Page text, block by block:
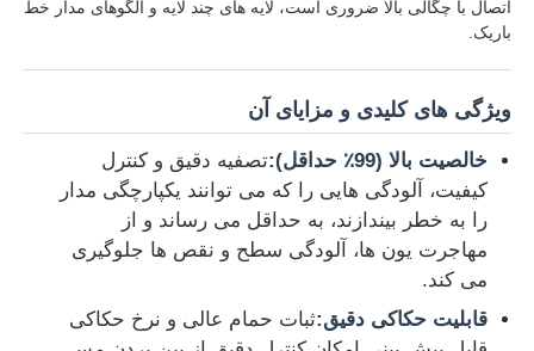
خانه
محصولات
فیلم های
اتصال با چگالی بالا ضروری است، لایه های چند لایه و الگوهای مدار خط
باریک.
ویژگی های کلیدی و مزایای آن
خالصیت بالا (99٪ حداقل):
تصفیه دقیق و کنترل
کیفیت، آلودگی هایی را که می توانند یکپارچگی مدار
را به خطر بیندازند، به حداقل می رساند و از
مهاجرت یون ها، آلودگی سطح و نقص ها جلوگیری
می کند.
قابلیت حکاکی دقیق:ثبات حمام عالی و نرخ حکاکی